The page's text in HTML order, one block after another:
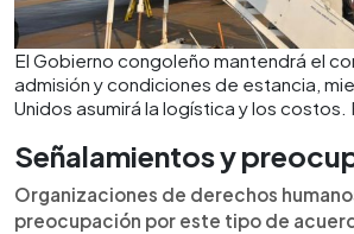
El Gobierno congoleño mantendrá el
admisión y condiciones de estancia,
Unidos asumirá la logística y los costos.
Señalamientos y
Organizaciones de derechos
preocupación por este tipo de